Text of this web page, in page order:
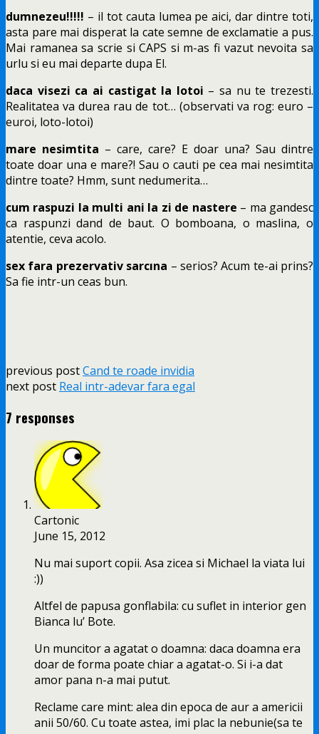
dumnezeu!!!!! – il tot cauta lumea pe aici, dar dintre toti,
asta pare mai disperat la cate semne de exclamatie a pus.
Mai ramanea sa scrie si CAPS si m-as fi vazut nevoita sa
urlu si eu mai departe dupa El.
daca visezi ca ai castigat la lotoi – sa nu te trezesti.
Realitatea va durea rau de tot… (observati va rog: euro –
euroi, loto-lotoi)
mare nesimtita – care, care? E doar una? Sau dintre
toate doar una e mare?! Sau o cauti pe cea mai nesimtita
dintre toate? Hmm, sunt nedumerita…
cum raspuzi la multi ani la zi de nastere – ma gandesc
ca raspunzi dand de baut. O bomboana, o maslina, o
atentie, ceva acolo.
sex fara prezervativ sarcına – serios? Acum te-ai prins?
Sa fie intr-un ceas bun.
previous postCand te roade invidia
next post Real intr-adevar fara egal
7 responses
Cartonic
June 15, 2012
Nu mai suport copii. Asa zicea si Michael la viata lui
:))
Altfel de papusa gonflabila: cu suflet in interior gen
Bianca lu’ Bote.
Un muncitor a agatat o doamna: daca doamna era
doar de forma poate chiar a agatat-o. Si i-a dat
amor pana n-a mai putut.
Reclame care mint: alea din epoca de aur a americii
anii 50/60. Cu toate astea, imi plac la nebunie(sa te